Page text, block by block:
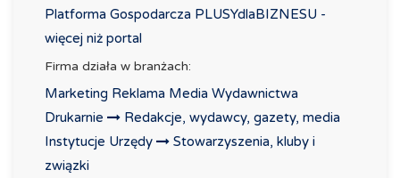
Platforma Gospodarcza PLUSYdlaBIZNESU -
więcej niż portal
Firma działa w branżach:
Marketing Reklama Media Wydawnictwa
Drukarnie
Redakcje, wydawcy, gazety, media
Instytucje Urzędy
Stowarzyszenia, kluby i
związki